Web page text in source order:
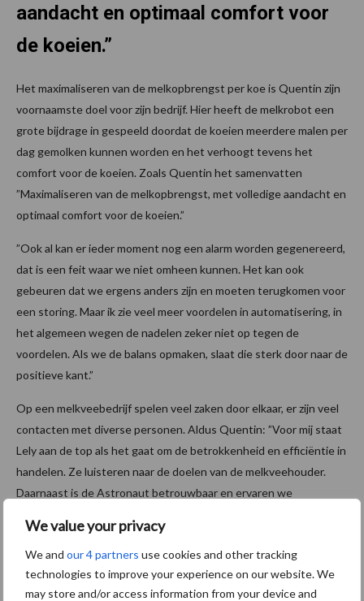
We value your privacy
We and our 4 partners use cookies and other tracking
technologies to improve your experience on our website. We
may store and/or access information from your device and
aandacht en optimaal comfort voor
de koeien.”
Het maximaliseren van de melkopbrengst per koe is Quentin zijn
voornaamste doel voor zijn bedrijf. Hier heeft de melkrobot een
grote bijdrage in gespeeld doordat de koeien meerdere malen per
dag gemolken kunnen worden en het verhoogt tevens het
comfort voor de koeien. Zoals Quentin het samenvatten
”Maximaliseren van de melkopbrengst, met volledige aandacht en
optimaal comfort voor de koeien.”
”Ook al kan er ieder moment nog een alarm worden gegenereerd,
dat is een feit waar we niet omheen kunnen. Het kan ook
gebeuren dat we ergens anders zijn en moeten terugkomen voor
een storing. Maar ik zie veel meer voordelen in automatisering, in
het algemeen wegen de nadelen zeker niet op tegen de
voordelen. Als we de balans opmaken, slaat die sterk door naar de
positieve kant.”
Op een melkveebedrijf spelen veel zaken door elkaar, er zijn veel
contacten met diverse personen. Aldus Quentin: ”Voor mij staat
Lely aan de top als het gaat om de betrokkenheid en efficiëntie in
handelen. Ze luisteren naar de doelen van de melkveehouder.
Daarnaast is de Astronaut betrouwbaar en ervaren we
voelt als één grote familie.”
Quentin is onder de indruk van de data die de Lely Astronaut
melkrobot beschikt van een individuele koe na het melken. ”Als